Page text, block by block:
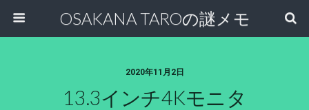
OSAKANA TAROの謎メモ
2020年11月2日
13.3インチ4Kモニタ